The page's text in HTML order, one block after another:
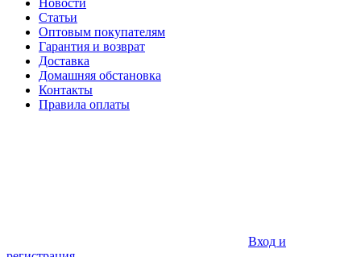
Новости
Статьи
Оптовым покупателям
Гарантия и возврат
Доставка
Домашняя обстановка
Контакты
Правила оплаты
Вход и